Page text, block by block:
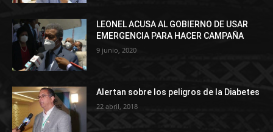
LEONEL ACUSA AL GOBIERNO DE USAR
EMERGENCIA PARA HACER CAMPAÑA
9 junio, 2020
Alertan sobre los peligros de la Diabetes
22 abril, 2018